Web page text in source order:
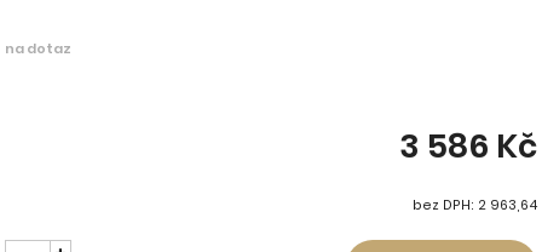
na dotaz
3 586 Kč
bez DPH: 2 963,64